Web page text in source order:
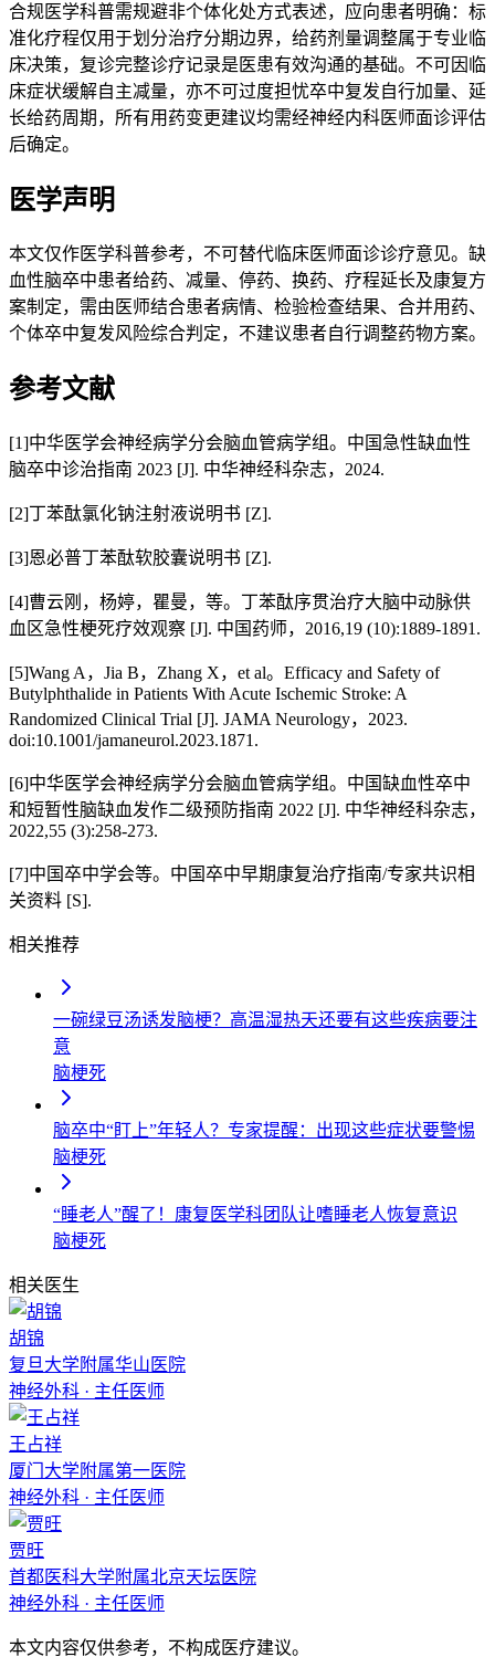
合规医学科普需规避非个体化处方式表述，应向患者明确：标
准化疗程仅用于划分治疗分期边界，给药剂量调整属于专业临
床决策，复诊完整诊疗记录是医患有效沟通的基础。不可因临
床症状缓解自主减量，亦不可过度担忧卒中复发自行加量、延
长给药周期，所有用药变更建议均需经神经内科医师面诊评估
后确定。
医学声明
本文仅作医学科普参考，不可替代临床医师面诊诊疗意见。缺
血性脑卒中患者给药、减量、停药、换药、疗程延长及康复方
案制定，需由医师结合患者病情、检验检查结果、合并用药、
个体卒中复发风险综合判定，不建议患者自行调整药物方案。
参考文献
[1]中华医学会神经病学分会脑血管病学组。中国急性缺血性
脑卒中诊治指南 2023 [J]. 中华神经科杂志，2024.
[2]丁苯酞氯化钠注射液说明书 [Z].
[3]恩必普丁苯酞软胶囊说明书 [Z].
[4]曹云刚，杨婷，瞿曼，等。丁苯酞序贯治疗大脑中动脉供
血区急性梗死疗效观察 [J]. 中国药师，2016,19 (10):1889-1891.
[5]Wang A，Jia B，Zhang X，et al。Efficacy and Safety of
Butylphthalide in Patients With Acute Ischemic Stroke: A
Randomized Clinical Trial [J]. JAMA Neurology，2023.
doi:10.1001/jamaneurol.2023.1871.
[6]中华医学会神经病学分会脑血管病学组。中国缺血性卒中
和短暂性脑缺血发作二级预防指南 2022 [J]. 中华神经科杂志，
2022,55 (3):258-273.
[7]中国卒中学会等。中国卒中早期康复治疗指南/专家共识相
关资料 [S].
相关推荐
一碗绿豆汤诱发脑梗？高温湿热天还要有这些疾病要注
意
脑梗死
脑卒中“盯上”年轻人？专家提醒：出现这些症状要警惕
脑梗死
“睡老人”醒了！康复医学科团队让嗜睡老人恢复意识
脑梗死
相关医生
胡锦
复旦大学附属华山医院
神经外科 · 主任医师
王占祥
厦门大学附属第一医院
神经外科 · 主任医师
贾旺
首都医科大学附属北京天坛医院
神经外科 · 主任医师
本文内容仅供参考，不构成医疗建议。